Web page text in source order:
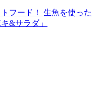
フード！ 生魚を使った
&サラダ」